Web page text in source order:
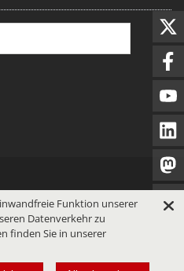
Funktion unserer
Datenverkehr zu
finden Sie in unserer